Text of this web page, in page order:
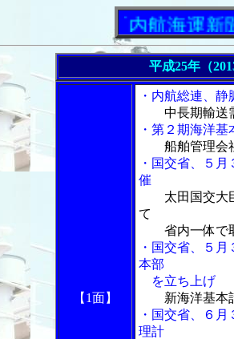
「内航海運新聞」ニ
平成25年（
【1面】
・内航総連、
中長期輸送
・第２期海洋
船舶管理会
・国交省、５
催
太田国交大
て
省内一体で
・国交省、５
本部
を立ち上げ
新海洋基本
・国交省、６
理計